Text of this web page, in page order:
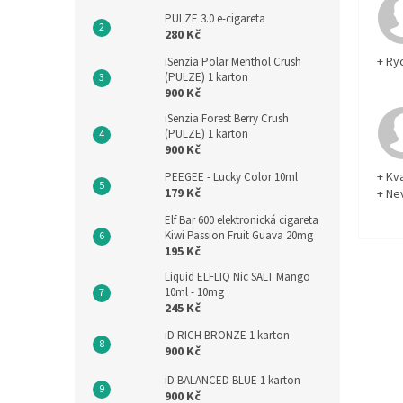
PULZE 3.0 e-cigareta
280 Kč
iSenzia Polar Menthol Crush
(PULZE) 1 karton
900 Kč
iSenzia Forest Berry Crush
(PULZE) 1 karton
900 Kč
PEEGEE - Lucky Color 10ml
179 Kč
Elf Bar 600 elektronická cigareta
Kiwi Passion Fruit Guava 20mg
195 Kč
Liquid ELFLIQ Nic SALT Mango
10ml - 10mg
245 Kč
iD RICH BRONZE 1 karton
900 Kč
iD BALANCED BLUE 1 karton
900 Kč
+
+
+